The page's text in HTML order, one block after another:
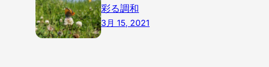
彩る調和
3月 15, 2021